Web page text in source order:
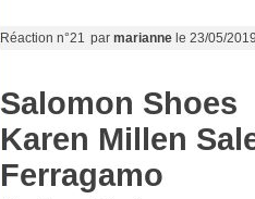
Réaction n°21 par marianne le 23/05/
Salomon Shoes
Karen Millen
Ferragamo